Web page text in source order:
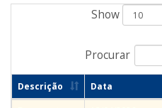
Show
Procurar
Descrição Data